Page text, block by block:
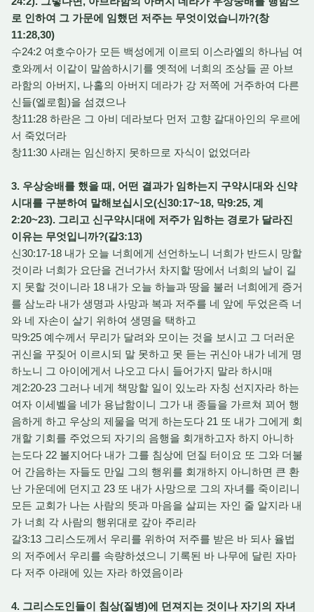
로 인하여 그 가문에 임했던 저주는 무엇이었습니까?(창
11:28,30)
수24:2 여호수아가 모든 백성에게 이르되 이스라엘의 하나님 여
호와께서 이같이 말씀하시기를 옛적에 너희의 조상들 곧 아브
라함의 아버지, 나홀의 아버지 데라가 강 저쪽에 거주하여 다른
신들(엘로힘)을 섬겼으나
창11:28 하란은 그 아비 데라보다 먼저 고향 갈대아인의 우르에
서 죽었더라
창11:30 사래는 임신하지 못하므로 자식이 없었더라
3. 우상숭배를 했을 때, 어떤 결과가 임하는지 구약시대와 신약
시대를 구분하여 말해보십시오(신30:17~18, 막9:25, 계
2:20~23). 그리고 신구약시대에 저주가 임하는 경로가 달라진
이유는 무엇입니까?(갈3:13)
신30:17-18 내가 오늘 너희에게 선언하노니 너희가 반드시 망할
것이라 너희가 요단을 건너가서 차지할 땅에서 너희의 날이 길
지 못할 것이니라 18 내가 오늘 하늘과 땅을 불러 너희에게 증거
를 삼노라 내가 생명과 사망과 복과 저주를 네 앞에 두었은즉 너
와 네 자손이 살기 위하여 생명을 택하고
막9:25 예수께서 무리가 달려와 모이는 것을 보시고 그 더러운
귀신을 꾸짖어 이르시되 말 못하고 못 듣는 귀신아 내가 네게 명
하노니 그 아이에게서 나오고 다시 들어가지 말라 하시매
계2:20-23 그러나 네게 책망할 일이 있노라 자칭 선지자라 하는
여자 이세벨을 네가 용납함이니 그가 내 종들을 가르쳐 꾀어 행
음하게 하고 우상의 제물을 먹게 하는도다 21 또 내가 그에게 회
개할 기회를 주었으되 자기의 음행을 회개하고자 하지 아니하
는도다 22 볼지어다 내가 그를 침상에 던질 터이요 또 그와 더불
어 간음하는 자들도 만일 그의 행위를 회개하지 아니하면 큰 환
난 가운데에 던지고 23 또 내가 사망으로 그의 자녀를 죽이리니
모든 교회가 나는 사람의 뜻과 마음을 살피는 자인 줄 알지라 내
가 너희 각 사람의 행위대로 갚아 주리라
갈3:13 그리스도께서 우리를 위하여 저주를 받은 바 되사 율법
의 저주에서 우리를 속량하셨으니 기록된 바 나무에 달린 자마
다 저주 아래에 있는 자라 하였음이라
4. 그리스도인들이 침상(질병)에 던져지는 것이나 자기의 자녀